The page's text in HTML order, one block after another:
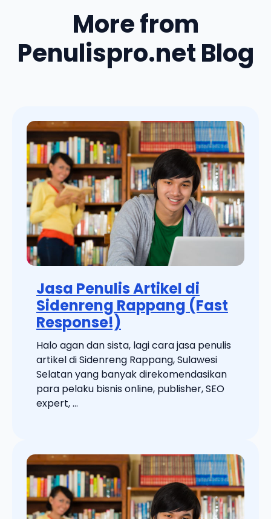
More from
Penulispro.net Blog
Jasa Penulis Artikel di
Sidenreng Rappang (Fast
Response!)
Halo agan dan sista, lagi cara jasa penulis
artikel di Sidenreng Rappang, Sulawesi
Selatan yang banyak direkomendasikan
para pelaku bisnis online, publisher, SEO
expert, ...